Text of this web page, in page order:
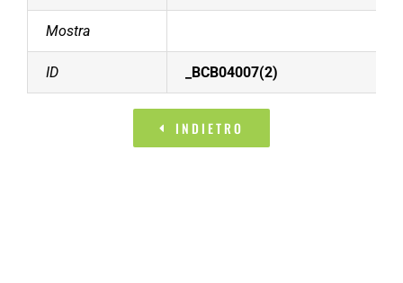
Mostra
ID _BCB04007(2)
INDIETRO